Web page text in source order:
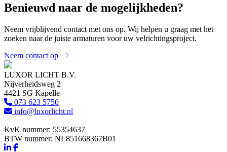
Benieuwd naar de mogelijkheden?
Neem vrijblijvend contact met ons op. Wij helpen u graag met het
zoeken naar de juiste armaturen voor uw velrichtingsproject.
Neem contact op
LUXOR LICHT B.V.
Nijverheidsweg 2
4421 SG Kapelle
073 623 5750
info@luxorlicht.nl
KvK nummer: 55354637
BTW nummer: NL851668367B01